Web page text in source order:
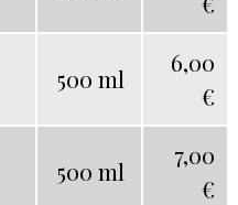
500 ml
6,00
€
500 ml
7,00
€